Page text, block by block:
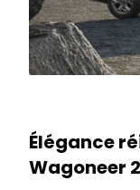
Élégance
Wagoneer